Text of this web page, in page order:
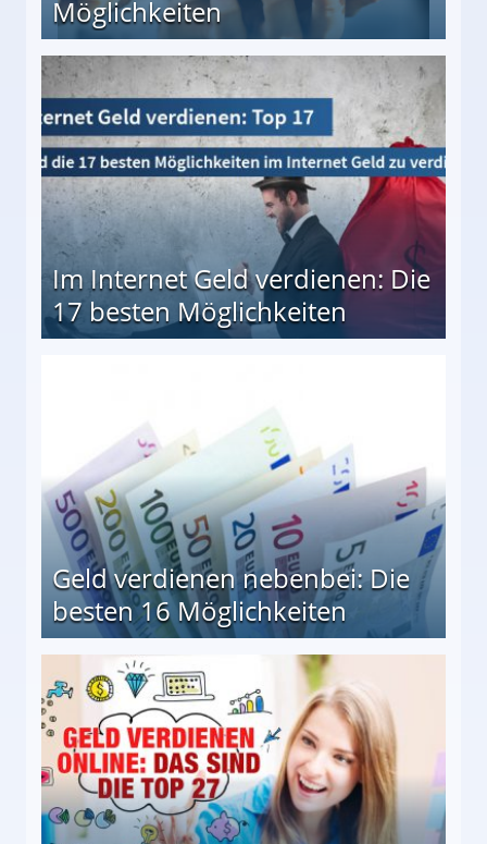
Möglichkeiten
besten Möglichkeiten
Im Internet Geld verdienen: Die
17 besten Möglichkeiten
Geld verdienen nebenbei: Die
besten 16 Möglichkeiten